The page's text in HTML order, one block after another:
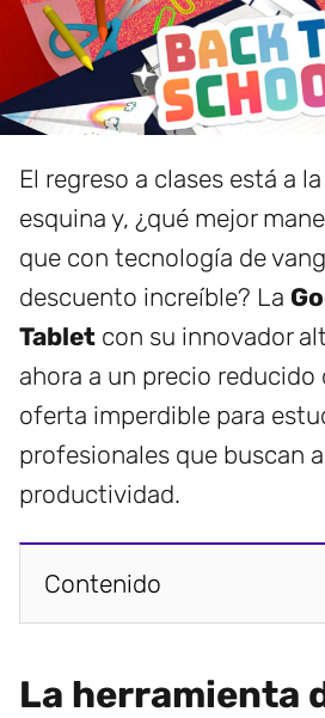
El regreso a clases está a
esquina y, ¿qué mejor
que con tecnología de
descuento increíble? La
Tablet con su innovador
ahora a un precio reducido
oferta imperdible para
profesionales que buscan
productividad.
Contenido
La herramienta